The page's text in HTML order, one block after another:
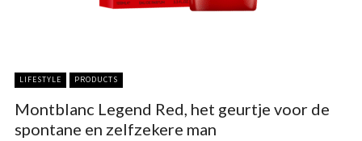
LIFESTYLE PRODUCTS
Montblanc Legend Red, het geurtje voor de
spontane en zelfzekere man